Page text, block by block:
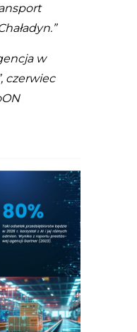
w
czerwiec